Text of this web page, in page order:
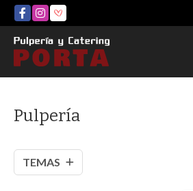
Pulpería
TEMAS